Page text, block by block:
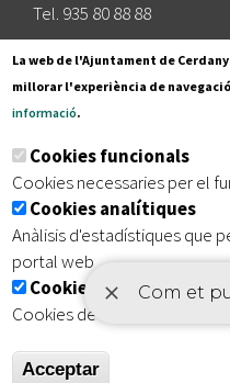
Tel. 935 80 88 88
Segueix-nos a:
Subscriu-te al nostre
Inici | Avís legal |
| Accessibilitat
La web de l'Ajuntament de
millorar l'experiència de
informació.
Cookies funcionals
Cookies necessaries per el
Cookies analítiques
Anàlisis d'estadístiques que
portal web
Cookies publicitàries
Cookies de tercers amb
Acceptar